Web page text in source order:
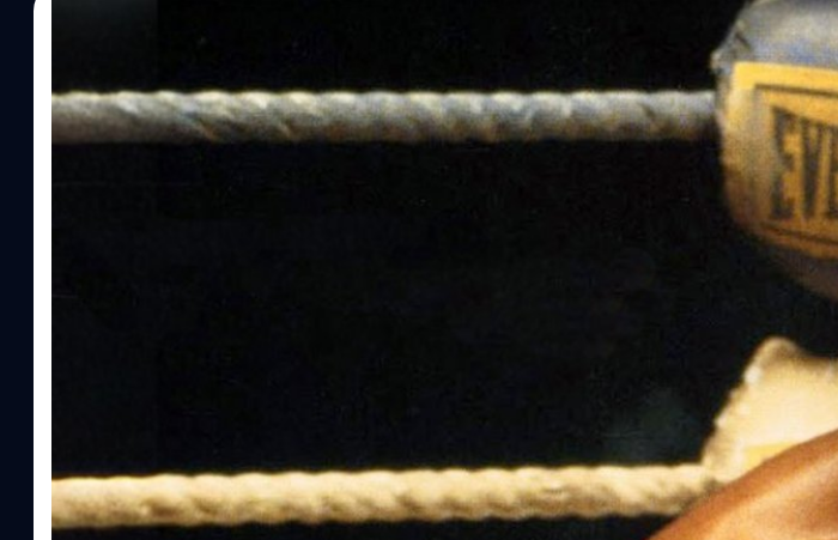
Read More
Denzel Washington เปิดใจ เคยรู้สึกขมขื่น หลังชวดออสการ์นักแสดงนำชาย
เดนเซล วอชิงตัน Denzel Washington เปิดใจ รู้สึกขมขื่น หลังชวดรางวัลออสการ์จากการรับบทในหนัง 'The